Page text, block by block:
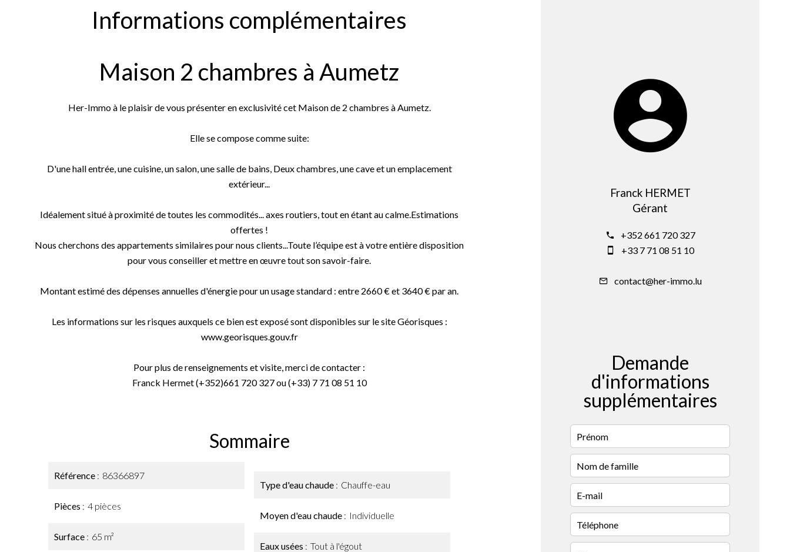
Informations complémentaires
Maison 2 chambres à Aumetz
Her-Immo à le plaisir de vous présenter en exclusivité cet Maison de 2 chambres à Aumetz.
Elle se compose comme suite:
D'une hall entrée, une cuisine, un salon, une salle de bains, Deux chambres, une cave et un emplacement
extérieur...
Idéalement situé à proximité de toutes les commodités... axes routiers, tout en étant au calme.Estimations
offertes !
Nous cherchons des appartements similaires pour nous clients...Toute l’équipe est à votre entière disposition
pour vous conseiller et mettre en œuvre tout son savoir-faire.
Montant estimé des dépenses annuelles d'énergie pour un usage standard : entre 2660 € et 3640 € par an.
Les informations sur les risques auxquels ce bien est exposé sont disponibles sur le site Géorisques :
www.georisques.gouv.fr
Pour plus de renseignements et visite, merci de contacter :
Franck Hermet (+352)661 720 327 ou (+33) 7 71 08 51 10
Sommaire
Référence 86366897
Pièces 4 pièces
Surface 65 m²
Type d'eau chaude Chauffe-eau
Moyen d'eau chaude Individuelle
Eaux usées Tout à l'égout
Franck HERMET
Gérant
+352 661 720 327
+33 7 71 08 51 10
contact@her-immo.lu
Demande
d'informations
supplémentaires